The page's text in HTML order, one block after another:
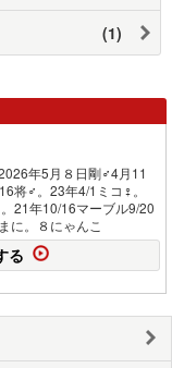
(1)
年5月８日剛♂4月11
将♂。23年4/1ミコ♀。
21年10/16マーブル9/20
に。８にゃんこ
る